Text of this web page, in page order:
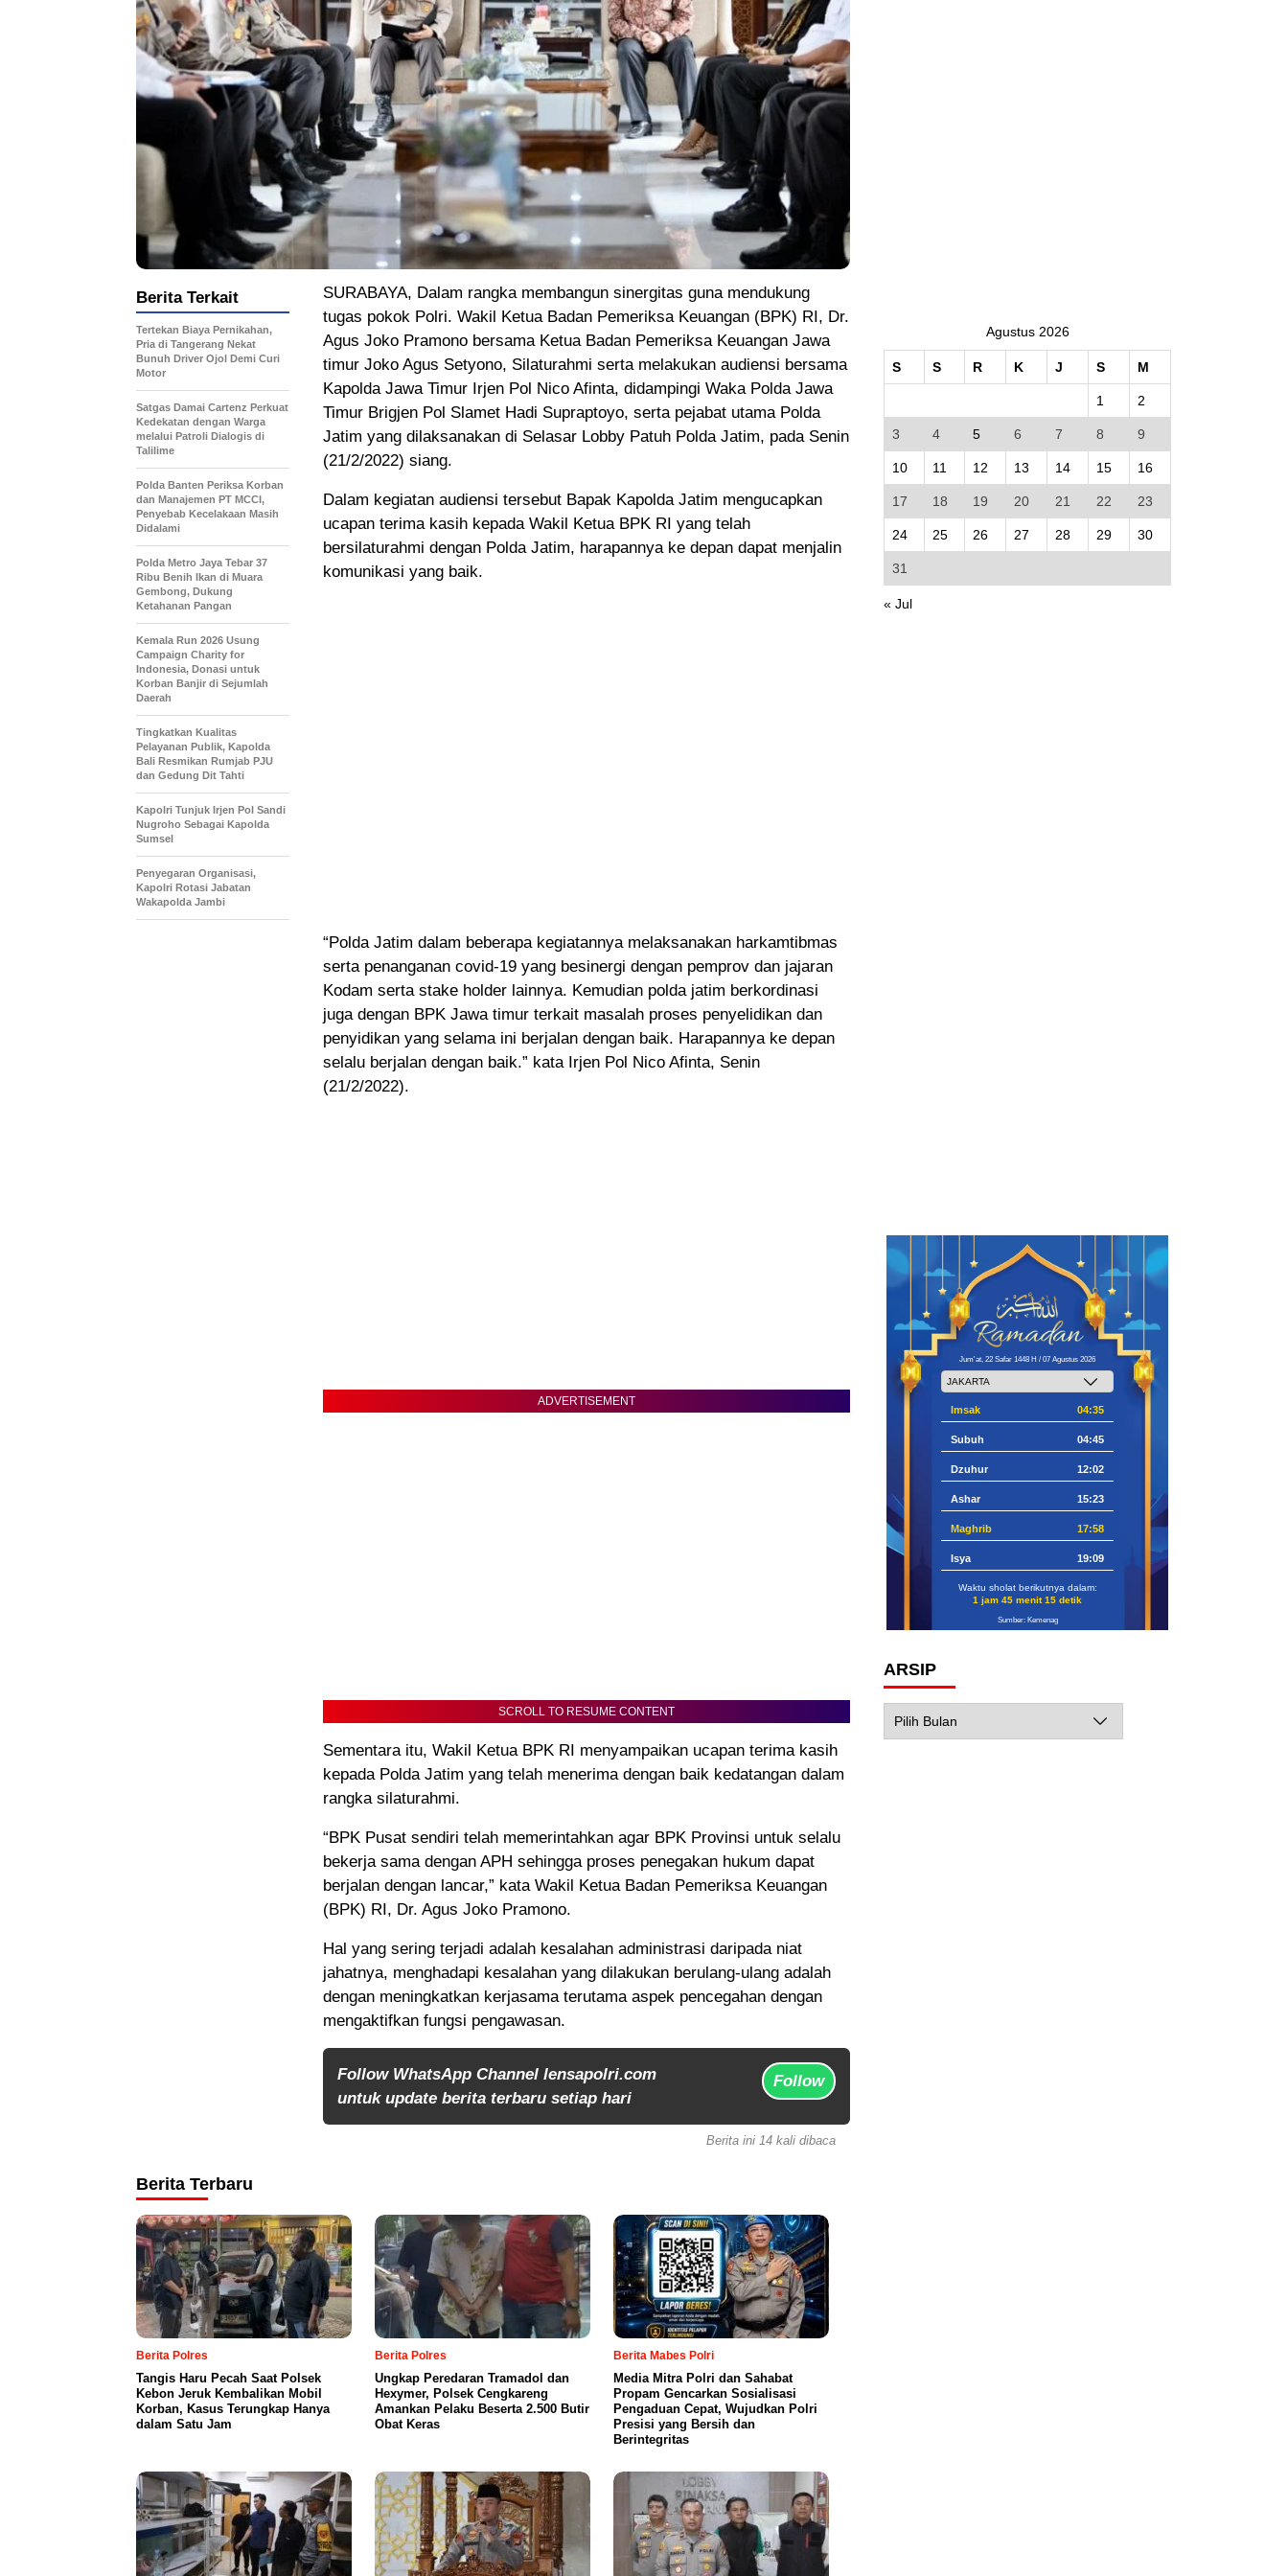
SURABAYA, Dalam rangka membangun sinergitas guna mendukung
tugas pokok Polri. Wakil Ketua Badan Pemeriksa Keuangan (BPK) RI, Dr.
Agus Joko Pramono bersama Ketua Badan Pemeriksa Keuangan Jawa
timur Joko Agus Setyono, Silaturahmi serta melakukan audiensi bersama
Kapolda Jawa Timur Irjen Pol Nico Afinta, didampingi Waka Polda Jawa
Timur Brigjen Pol Slamet Hadi Supraptoyo, serta pejabat utama Polda
Jatim yang dilaksanakan di Selasar Lobby Patuh Polda Jatim, pada Senin
(21/2/2022) siang.
Dalam kegiatan audiensi tersebut Bapak Kapolda Jatim mengucapkan
ucapan terima kasih kepada Wakil Ketua BPK RI yang telah
bersilaturahmi dengan Polda Jatim, harapannya ke depan dapat menjalin
komunikasi yang baik.
“Polda Jatim dalam beberapa kegiatannya melaksanakan harkamtibmas
serta penanganan covid-19 yang besinergi dengan pemprov dan jajaran
Kodam serta stake holder lainnya. Kemudian polda jatim berkordinasi
juga dengan BPK Jawa timur terkait masalah proses penyelidikan dan
penyidikan yang selama ini berjalan dengan baik. Harapannya ke depan
selalu berjalan dengan baik.” kata Irjen Pol Nico Afinta, Senin
(21/2/2022).
ADVERTISEMENT
SCROLL TO RESUME CONTENT
Sementara itu, Wakil Ketua BPK RI menyampaikan ucapan terima kasih
kepada Polda Jatim yang telah menerima dengan baik kedatangan dalam
rangka silaturahmi.
“BPK Pusat sendiri telah memerintahkan agar BPK Provinsi untuk selalu
bekerja sama dengan APH sehingga proses penegakan hukum dapat
berjalan dengan lancar,” kata Wakil Ketua Badan Pemeriksa Keuangan
(BPK) RI, Dr. Agus Joko Pramono.
Hal yang sering terjadi adalah kesalahan administrasi daripada niat
jahatnya, menghadapi kesalahan yang dilakukan berulang-ulang adalah
dengan meningkatkan kerjasama terutama aspek pencegahan dengan
mengaktifkan fungsi pengawasan.
Follow WhatsApp Channel lensapolri.com
untuk update berita terbaru setiap hari
Follow
Berita Terkait
Tertekan Biaya Pernikahan,
Pria di Tangerang Nekat
Bunuh Driver Ojol Demi Curi
Motor
Satgas Damai Cartenz Perkuat
Kedekatan dengan Warga
melalui Patroli Dialogis di
Talilime
Polda Banten Periksa Korban
dan Manajemen PT MCCI,
Penyebab Kecelakaan Masih
Didalami
Polda Metro Jaya Tebar 37
Ribu Benih Ikan di Muara
Gembong, Dukung
Ketahanan Pangan
Kemala Run 2026 Usung
Campaign Charity for
Indonesia, Donasi untuk
Korban Banjir di Sejumlah
Daerah
Tingkatkan Kualitas
Pelayanan Publik, Kapolda
Bali Resmikan Rumjab PJU
dan Gedung Dit Tahti
Kapolri Tunjuk Irjen Pol Sandi
Nugroho Sebagai Kapolda
Sumsel
Penyegaran Organisasi,
Kapolri Rotasi Jabatan
Wakapolda Jambi
Berita ini 14 kali dibaca
Berita Terbaru
Berita Polres
Tangis Haru Pecah Saat Polsek
Kebon Jeruk Kembalikan Mobil
Korban, Kasus Terungkap Hanya
dalam Satu Jam
Berita Polres
Ungkap Peredaran Tramadol dan
Hexymer, Polsek Cengkareng
Amankan Pelaku Beserta 2.500 Butir
Obat Keras
Berita Mabes Polri
Media Mitra Polri dan Sahabat
Propam Gencarkan Sosialisasi
Pengaduan Cepat, Wujudkan Polri
Presisi yang Bersih dan
Berintegritas
Agustus 2026
S S R K J S M
1 2
3 4 5 6 7 8 9
10 11 12 13 14 15 16
17 18 19 20 21 22 23
24 25 26 27 28 29 30
31
« Jul
Jum'at, 22 Safar 1448 H / 07 Agustus 2026
Imsak 04:35
Subuh 04:45
Dzuhur 12:02
Ashar 15:23
Maghrib 17:58
Isya 19:09
Waktu sholat berikutnya dalam:
1 jam 45 menit 14 detik
Sumber: Kemenag
ARSIP